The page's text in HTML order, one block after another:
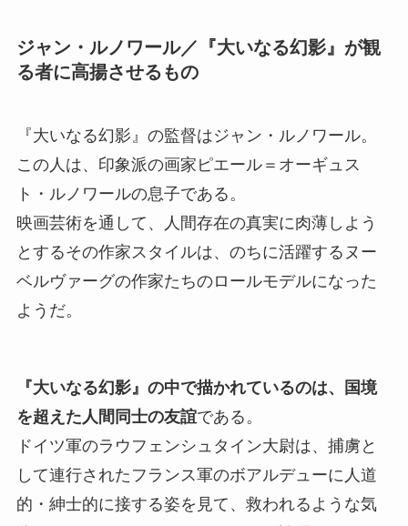
ジャン・ルノワール／『大いなる幻影』が観
る者に高揚させるもの
『大いなる幻影』の監督はジャン・ルノワール。
この人は、印象派の画家ピエール＝オーギュス
ト・ルノワールの息子である。
映画芸術を通して、人間存在の真実に肉薄しよう
とするその作家スタイルは、のちに活躍するヌー
ベルヴァーグの作家たちのロールモデルになった
ようだ。
『大いなる幻影』の中で描かれているのは、国境
を超えた人間同士の友誼である。
ドイツ軍のラウフェンシュタイン大尉は、捕虜と
して連行されたフランス軍のボアルデューに人道
的・紳士的に接する姿を見て、救われるような気